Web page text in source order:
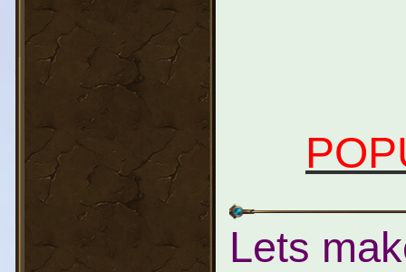
Lets